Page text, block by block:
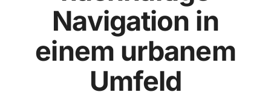
Navigation in
einem urbanem
Umfeld